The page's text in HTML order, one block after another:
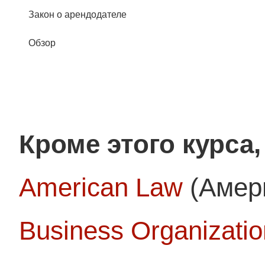
Закон о арендодателе
Обзор
Кроме этого
American Law
Business